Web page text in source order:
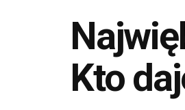
Kto